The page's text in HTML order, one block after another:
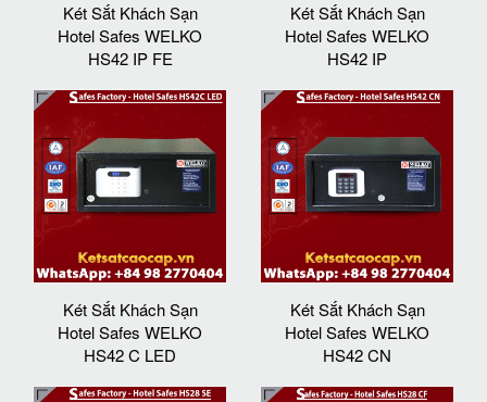
Két Sắt Khách Sạn
Hotel Safes WELKO
HS42 IP FE
Két Sắt Khách Sạn
Hotel Safes WELKO
HS42 IP
Két Sắt Khách Sạn
Hotel Safes WELKO
HS42 C LED
Két Sắt Khách Sạn
Hotel Safes WELKO
HS42 CN